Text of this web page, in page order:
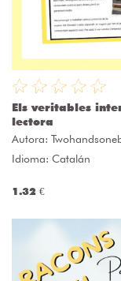
Els veritables
lectora
Autora:
Idioma: Catalán
1.32 €